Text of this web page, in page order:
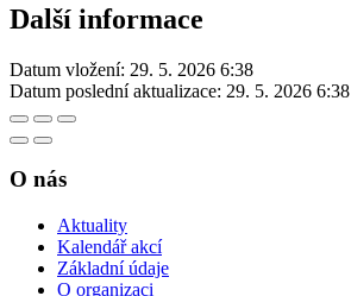
Další informace
Datum vložení: 29. 5. 2026 6:38
Datum poslední aktualizace: 29. 5. 2026 6:38
O nás
Aktuality
Kalendář akcí
Základní údaje
O organizaci